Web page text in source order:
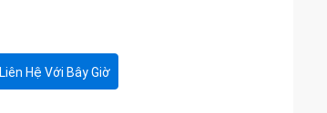
Liên Hệ Với Bây Giờ